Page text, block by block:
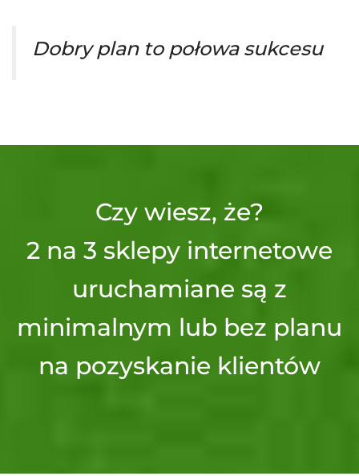
Dobry plan to połowa sukcesu
Czy wiesz, że?
2 na 3 sklepy internetowe
uruchamiane są z
minimalnym lub bez planu
na pozyskanie klientów